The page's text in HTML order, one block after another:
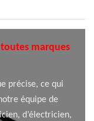
marques
précise, ce qui
équipe de
d’électricien,